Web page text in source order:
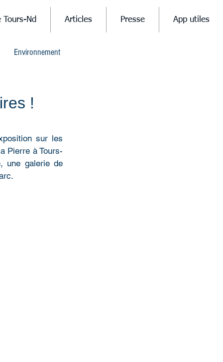
Nd Articles Presse App utiles
Environnement
!
sur les
Pierre à Tours-
une galerie de